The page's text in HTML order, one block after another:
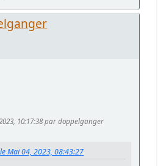
10:17:38 par doppelganger
Mai 04, 2023, 08:43:27